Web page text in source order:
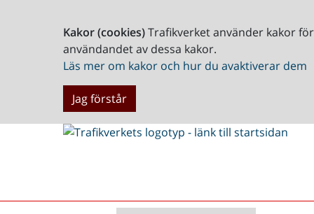
Kakor (cookies)Trafikverket använder kakor
användandet av dessa kakor.
Läs mer om kakor och hur du avaktiverar dem
Jag förstår